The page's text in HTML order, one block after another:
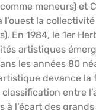
meneurs) et
l’ouest la
En 1984, le 1er
artistiques
les années 80
devance
entre
à l’écart des